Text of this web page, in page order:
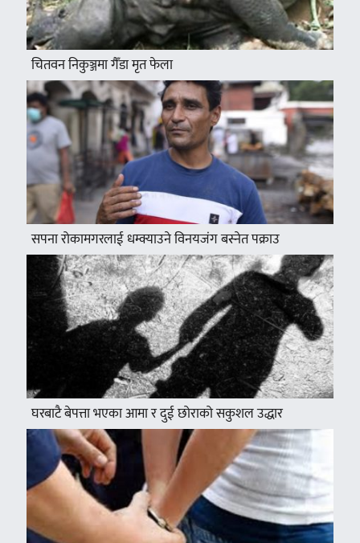
चितवन निकुञ्जमा गैँडा मृत फेला
सपना रोकामगरलाई धम्क्याउने विनयजंग बस्नेत पक्राउ
घरबाटै बेपत्ता भएका आमा र दुई छोराको सकुशल उद्धार